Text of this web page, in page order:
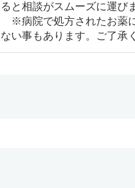
ると相談がスムーズに運び
※病院で処方されたお薬
ない事もあります。ご了承